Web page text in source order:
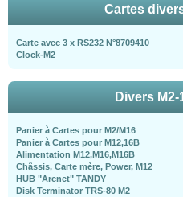
Cartes
Carte avec 3 x RS232 N°8709410
Clock-M2
Divers M2-
Panier à Cartes pour M2/M16
Panier à Cartes pour M12,16B
Alimentation M12,M16,M16B
Châssis, Carte mère, Power, M12
HUB "Arcnet" TANDY
Disk Terminator TRS-80 M2